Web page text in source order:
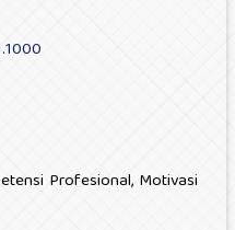
Profesional, Motivasi